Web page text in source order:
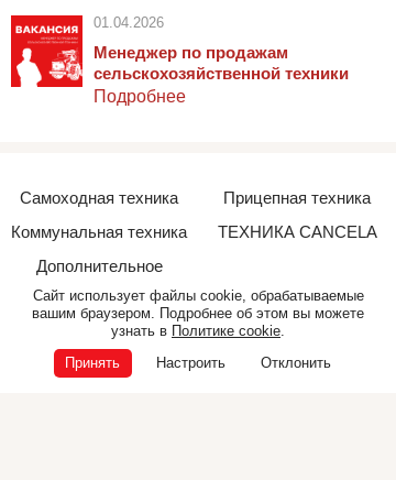
01.04.2026
Менеджер по продажам
сельскохозяйственной техники
Подробнее
Самоходная техника
Прицепная техника
Коммунальная техника
ТЕХНИКА CANCELA
Дополнительное
© ООО «Э.П.Ф.», 2026
Сайт использует файлы cookie, обрабатываемые
вашим браузером. Подробнее об этом вы можете
узнать в Политике cookie.
Принять
Настроить Отклонить